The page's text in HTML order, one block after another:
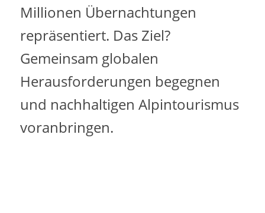
Millionen Übernachtungen
repräsentiert. Das Ziel?
Gemeinsam globalen
Herausforderungen begegnen
und nachhaltigen Alpintourismus
voranbringen.